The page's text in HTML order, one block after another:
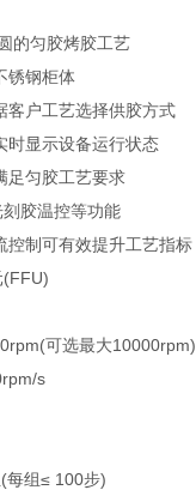
的匀胶烤胶工艺
锈钢柜体
客户工艺选择供胶方式
时显示设备运行状态
足匀胶工艺要求
胶温控等功能
控制可有效提升工艺指标
(FFU)
可选最大10000rpm)
s
每组≤ 100步)